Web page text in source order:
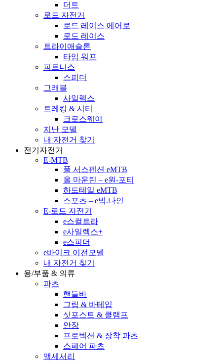
더트
로드 자전거
로드 레이스 에어로
로드 레이스
트라이애슬론
타임 워프
피트니스
스피더
그래블
사일렉스
트레킹 & 시티
크로스웨이
지난 모델
내 자전거 찾기
전기자전거
E-MTB
풀 서스펜션 eMTB
올 마운틴 – e원-포티
하드테일 eMTB
스포츠 – e빅.나인
E-로드 자전거
e스컬트라
e사일렉스+
e스피더
e바이크 이전모델
내 자전거 찾기
용/부품 & 의류
파츠
핸들바
그립 & 바테입
싯포스트 & 클램프
안장
프로텍션 & 장착 파츠
스페어 파츠
액세서리